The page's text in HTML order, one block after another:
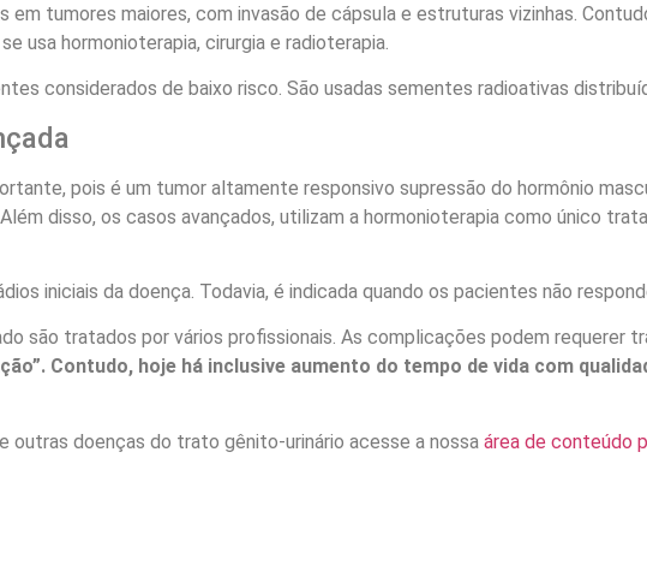
em tumores maiores, com invasão de cápsula e estruturas vizinhas.
usa hormonioterapia, cirurgia e radioterapia.
considerados de baixo risco. São usadas sementes radioativas
pois é um tumor altamente responsivo supressão do hormônio
disso, os casos avançados, utilizam a hormonioterapia como único
iniciais da doença. Todavia, é indicada quando os pacientes não
são tratados por vários profissionais. As complicações podem requerer
Contudo, hoje há inclusive aumento do tempo de vida com
outras doenças do trato gênito-urinário acesse a nossa área de conteúdo